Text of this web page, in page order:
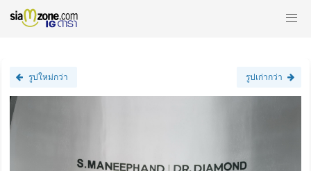
รูปใหม่กว่า รูปเก่ากว่า